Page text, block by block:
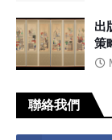
出
策
聯絡我們